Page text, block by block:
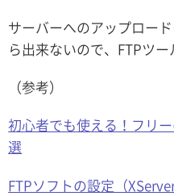
サーバーへのアップロー
ら出来ないので、FTPツ
（参考）
初心者でも使える！フリ
選
FTPソフトの設定（XServer